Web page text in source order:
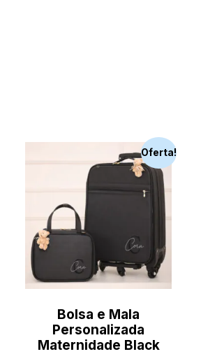
Oferta!
Bolsa e Mala
Personalizada
Maternidade Black